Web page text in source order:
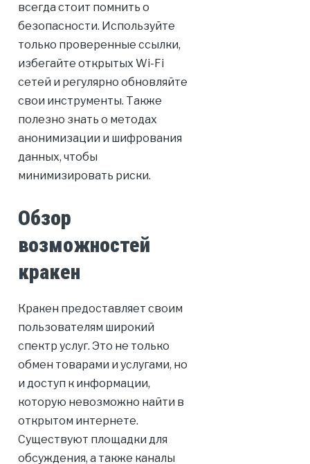
всегда стоит помнить о
безопасности. Используйте
только проверенные ссылки,
избегайте открытых Wi-Fi
сетей и регулярно обновляйте
свои инструменты. Также
полезно знать о методах
анонимизации и шифрования
данных, чтобы
минимизировать риски.
Обзор
возможностей
кракен
Кракен предоставляет своим
пользователям широкий
спектр услуг. Это не только
обмен товарами и услугами, но
и доступ к информации,
которую невозможно найти в
открытом интернете.
Существуют площадки для
обсуждения, а также каналы